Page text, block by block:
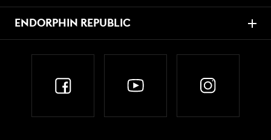
ENDORPHIN REPUBLIC